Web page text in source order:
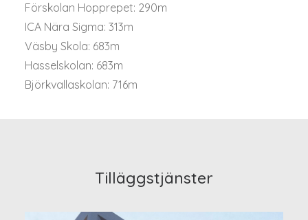
Förskolan Hopprepet: 290m
ICA Nära Sigma: 313m
Väsby Skola: 683m
Hasselskolan: 683m
Björkvallaskolan: 716m
Tilläggstjänster